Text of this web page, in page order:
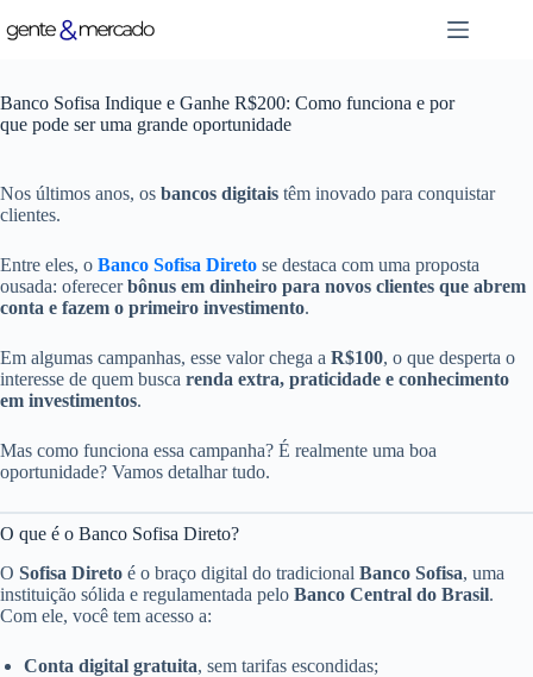
para
Banco Sofisa Indique e Ganhe R$200: Como funciona e por
que pode ser uma grande oportunidade
Nos últimos anos, os bancos digitais têm inovado para conquistar
clientes.
Entre eles, o Banco Sofisa Direto se destaca com uma proposta
ousada: oferecerbônus em dinheiro para novos clientes que abrem
conta e fazem o primeiro investimento.
Em algumas campanhas, esse valor chega a R$100, o que desperta o
interesse de quem busca renda extra, praticidade e conhecimento
em investimentos.
Mas como funciona essa campanha? É realmente uma boa
oportunidade? Vamos detalhar tudo.
O que é o Banco Sofisa Direto?
O Sofisa Direto é o braço digital do tradicional Banco Sofisa, uma
instituição sólida e regulamentada pelo Banco Central do Brasil.
Com ele, você tem acesso a:
Conta digital gratuita, sem tarifas escondidas;